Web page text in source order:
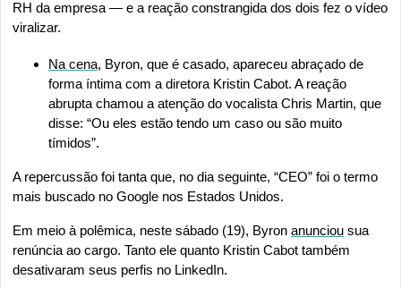
RH da empresa — e a reação constrangida dos dois fez o vídeo
viralizar.
Na cena, Byron, que é casado, apareceu abraçado de
forma íntima com a diretora Kristin Cabot. A reação
abrupta chamou a atenção do vocalista Chris Martin, que
disse: “Ou eles estão tendo um caso ou são muito
tímidos”.
A repercussão foi tanta que, no dia seguinte, “CEO” foi o termo
mais buscado no Google nos Estados Unidos.
Em meio à polêmica, neste sábado (19), Byron anunciou sua
renúncia ao cargo. Tanto ele quanto Kristin Cabot também
desativaram seus perfis no LinkedIn.